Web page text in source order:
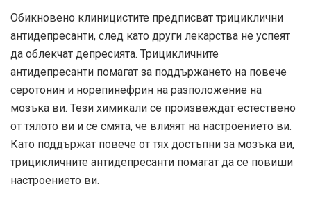
Обикновено клиницистите предписват трициклични
антидепресанти, след като други лекарства не успеят
да облекчат депресията. Трицикличните
антидепресанти помагат за поддържането на повече
серотонин и норепинефрин на разположение на
мозъка ви. Тези химикали се произвеждат естествено
от тялото ви и се смята, че влияят на настроението ви.
Като поддържат повече от тях достъпни за мозъка ви,
трицикличните антидепресанти помагат да се повиши
настроението ви.